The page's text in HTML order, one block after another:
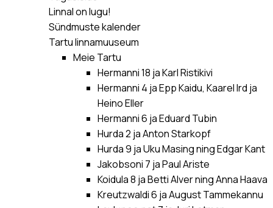
Linnal on lugu!
Sündmuste kalender
Tartu linnamuuseum
Meie Tartu
Hermanni 18 ja Karl Ristikivi
Hermanni 4 ja Epp Kaidu, Kaarel Ird ja
Heino Eller
Hermanni 6 ja Eduard Tubin
Hurda 2 ja Anton Starkopf
Hurda 9 ja Uku Masing ning Edgar Kant
Jakobsoni 7 ja Paul Ariste
Koidula 8 ja Betti Alver ning Anna Haava
Kreutzwaldi 6 ja August Tammekannu